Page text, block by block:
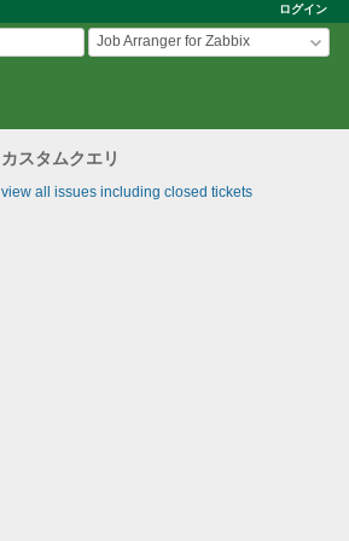
ログイン
Job Arranger for Zabbix
カスタムクエリ
view all issues including closed tickets